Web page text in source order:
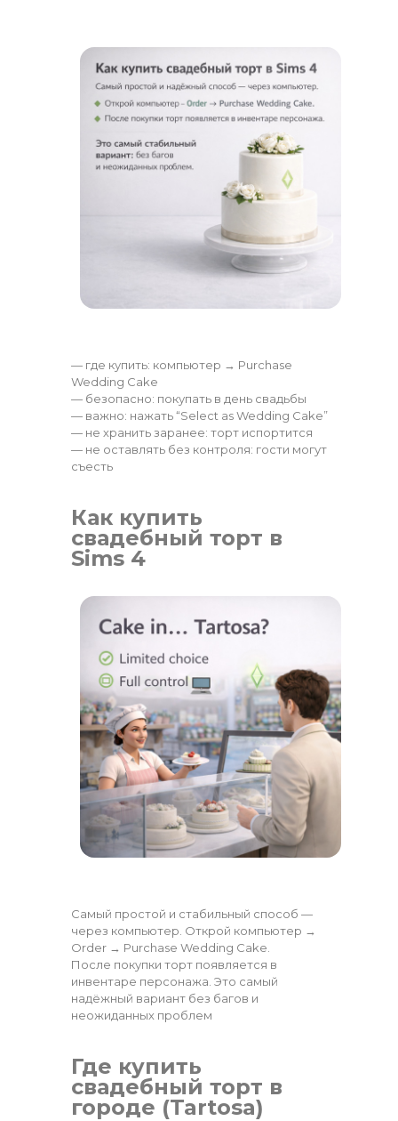
— где купить: компьютер → Purchase
Wedding Cake
— безопасно: покупать в день свадьбы
— важно: нажать “Select as Wedding Cake”
— не хранить заранее: торт испортится
— не оставлять без контроля: гости могут
съесть
Как купить
свадебный торт в
Sims 4
Самый простой и стабильный способ —
через компьютер. Открой компьютер →
Order → Purchase Wedding Cake.
После покупки торт появляется в
инвентаре персонажа. Это самый
надёжный вариант без багов и
неожиданных проблем
Где купить
свадебный торт в
городе (Tartosa)